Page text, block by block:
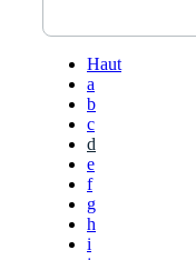
Haut
a
b
c
d
e
f
g
h
i